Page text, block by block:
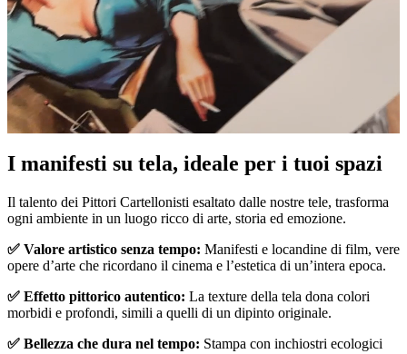
Pause
I manifesti su tela, ideale per i tuoi spazi
Il talento dei Pittori Cartellonisti esaltato dalle nostre tele, trasforma
ogni ambiente in un luogo ricco di arte, storia ed emozione.
✅ Valore artistico senza tempo: Manifesti e locandine di film, vere
opere d’arte che ricordano il cinema e l’estetica di un’intera epoca.
✅ Effetto pittorico autentico: La texture della tela dona colori
morbidi e profondi, simili a quelli di un dipinto originale.
✅ Bellezza che dura nel tempo: Stampa con inchiostri ecologici